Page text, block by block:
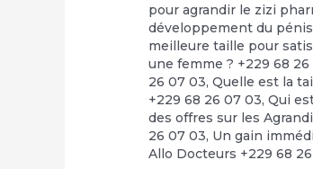
pour agrandir le zizi
développement du
meilleure taille pour
une femme ? +229 68
26 07 03,Quelle est la
+229 68 26 07 03,Qui
des offres sur les
26 07 03, Un gain
Allo Docteurs +229 68